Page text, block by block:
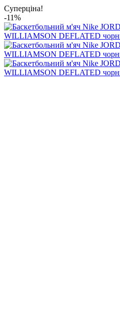
Суперціна!
-11%